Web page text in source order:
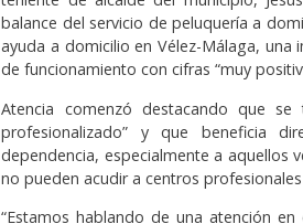
balance del servicio de peluquería a
ayuda a domicilio en Vélez-Málaga, una
de funcionamiento con cifras “muy
Atencia comenzó destacando que
profesionalizado” y que beneficia
dependencia, especialmente a aquellos
no pueden acudir a centros
“Estamos hablando de una atención